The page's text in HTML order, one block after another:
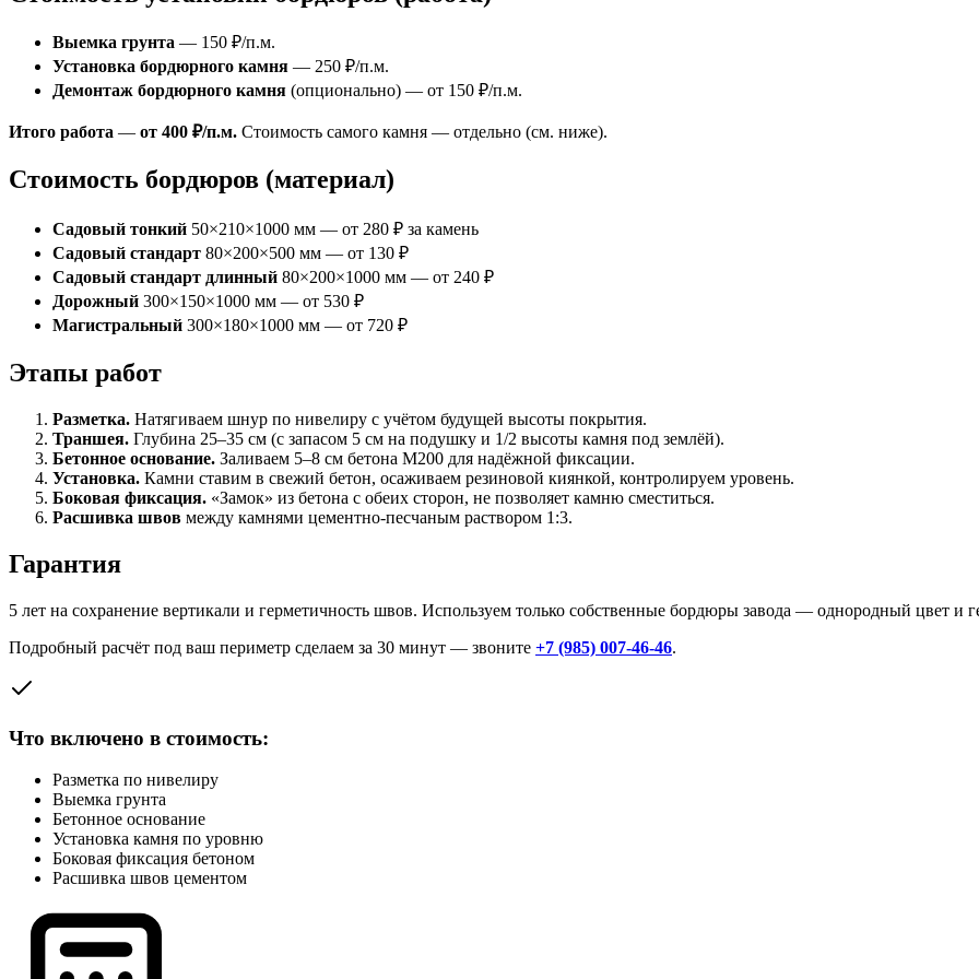
Выемка грунта — 150 ₽/п.м.
Установка бордюрного камня — 250 ₽/п.м.
Демонтаж бордюрного камня (опционально) — от 150 ₽/п.м.
Итого работа — от 400 ₽/п.м. Стоимость самого камня — отдельно (см. ниже).
Стоимость бордюров (материал)
Садовый тонкий 50×210×1000 мм — от 280 ₽ за камень
Садовый стандарт 80×200×500 мм — от 130 ₽
Садовый стандарт длинный 80×200×1000 мм — от 240 ₽
Дорожный 300×150×1000 мм — от 530 ₽
Магистральный 300×180×1000 мм — от 720 ₽
Этапы работ
Разметка. Натягиваем шнур по нивелиру с учётом будущей высоты покрытия.
Траншея. Глубина 25–35 см (с запасом 5 см на подушку и 1/2 высоты камня под землёй).
Бетонное основание. Заливаем 5–8 см бетона М200 для надёжной фиксации.
Установка. Камни ставим в свежий бетон, осаживаем резиновой киянкой, контролируем уровень.
Боковая фиксация. «Замок» из бетона с обеих сторон, не позволяет камню сместиться.
Расшивка швов между камнями цементно-песчаным раствором 1:3.
Гарантия
5 лет на сохранение вертикали и герметичность швов. Используем только собственные бордюры завода — однородный цвет и
Подробный расчёт под ваш периметр сделаем за 30 минут — звоните +7 (985) 007-46-46.
Что включено в стоимость:
Разметка по нивелиру
Выемка грунта
Бетонное основание
Установка камня по уровню
Боковая фиксация бетоном
Расшивка швов цементом